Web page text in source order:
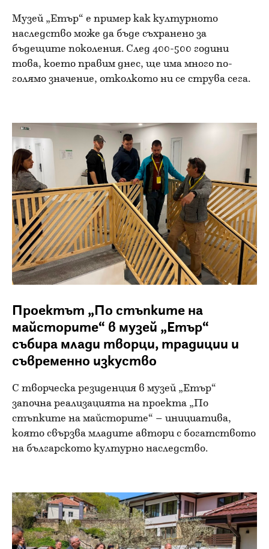
Музей „Етър“ е пример как културното
наследство може да бъде съхранено за
бъдещите поколения. След 400-500 години
това, което правим днес, ще има много по-
голямо значение, отколкото ни се струва сега.
Проектът „По стъпките на
майсторите“ в музей „Етър“
събира млади творци, традиции и
съвременно изкуство
С творческа резиденция в музей „Етър“
започна реализацията на проекта „По
стъпките на майсторите“ – инициатива,
която свързва младите автори с богатството
на българското културно наследство.